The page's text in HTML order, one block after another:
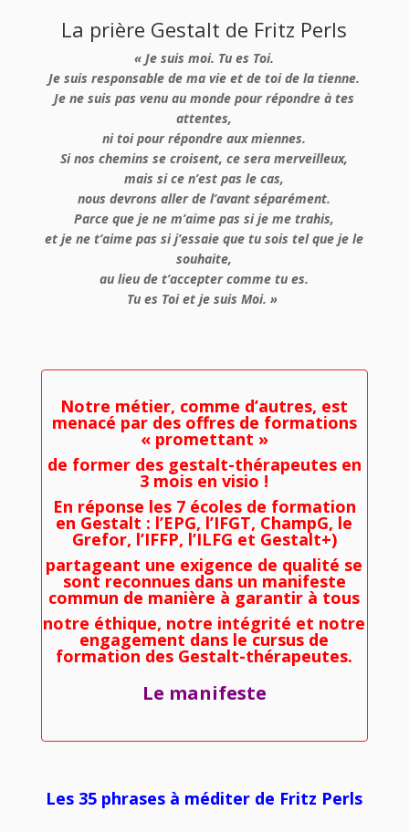
La prière Gestalt de Fritz Perls
« Je suis moi. Tu es Toi.
Je suis responsable de ma vie et de toi de la tienne.
Je ne suis pas venu au monde pour répondre à tes
attentes,
ni toi pour répondre aux miennes.
Si nos chemins se croisent, ce sera merveilleux,
mais si ce n’est pas le cas,
nous devrons aller de l’avant séparément.
Parce que je ne m’aime pas si je me trahis,
et je ne t’aime pas si j’essaie que tu sois tel que je le
souhaite,
au lieu de t’accepter comme tu es.
Tu es Toi et je suis Moi. »
Notre métier, comme d’autres, est
menacé par des offres de formations
« promettant »
de former des gestalt-thérapeutes en
3 mois en visio !
En réponse les 7 écoles de formation
en Gestalt : l’EPG, l’IFGT, ChampG, le
Grefor, l’IFFP, l’ILFG et Gestalt+)
partageant une exigence de qualité se
sont reconnues dans un manifeste
commun de manière à garantir à tous
notre éthique, notre intégrité et notre
engagement dans le cursus de
formation des Gestalt-thérapeutes.
Le manifeste
Les 35 phrases à méditer de Fritz Perls